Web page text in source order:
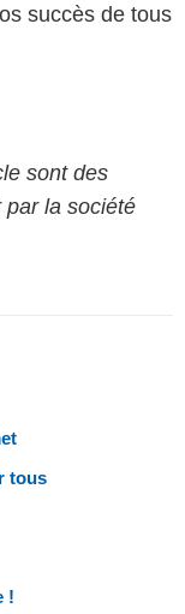
succès de tous
sont des
par la société
tous
!